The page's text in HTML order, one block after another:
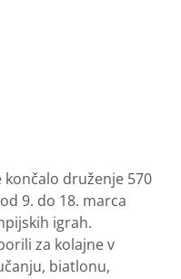
končalo druženje 570
9. do 18. marca
igrah.
za kolajne v
biatlonu,